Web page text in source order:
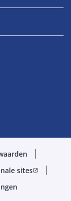
sitesopen_in_new